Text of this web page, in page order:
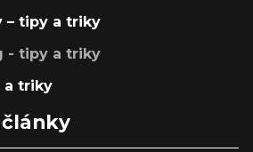
– tipy a triky
- tipy a triky
a triky